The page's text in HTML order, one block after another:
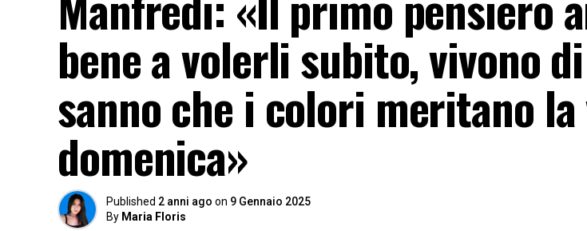
bene a volerli subito, vivono
sanno che i colori meritano
domenica»
Published 2 anni ago on 9 Gennaio 2025
By Maria Floris